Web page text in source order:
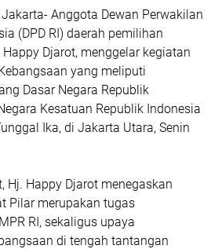
Anggota Dewan Perwakilan
(DPD RI) daerah pemilihan
Djarot, menggelar kegiatan
yang meliputi
Dasar Negara Republik
Kesatuan Republik Indonesia
Ika, di Jakarta Utara, Senin
Hj. Happy Djarot menegaskan
Pilar merupakan tugas
RI, sekaligus upaya
di tengah tantangan